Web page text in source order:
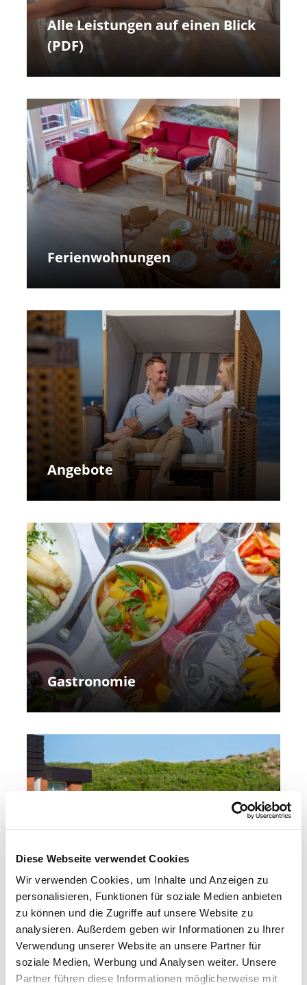
Diese Webseite verwendet Cookies
Wir verwenden Cookies, um Inhalte und Anzeigen zu
personalisieren, Funktionen für soziale Medien anbieten
zu können und die Zugriffe auf unsere Website zu
analysieren. Außerdem geben wir Informationen zu Ihrer
Verwendung unserer Website an unsere Partner für
soziale Medien, Werbung und Analysen weiter. Unsere
Partner führen diese Informationen möglicherweise mit
Alle Leistungen auf einen Blick
(PDF)
Ferienwohnungen
Angebote
Gastronomie
Aktivitäten